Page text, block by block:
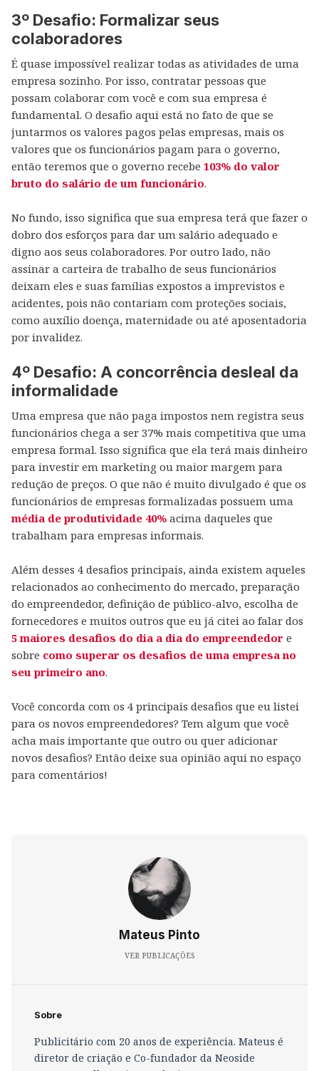
3º Desafio: Formalizar seus
colaboradores
É quase impossível realizar todas as atividades de uma
empresa sozinho. Por isso, contratar pessoas que
possam colaborar com você e com sua empresa é
fundamental. O desafio aqui está no fato de que se
juntarmos os valores pagos pelas empresas, mais os
valores que os funcionários pagam para o governo,
então teremos que o governo recebe 103% do valor
bruto do salário de um funcionário.
No fundo, isso significa que sua empresa terá que fazer o
dobro dos esforços para dar um salário adequado e
digno aos seus colaboradores. Por outro lado, não
assinar a carteira de trabalho de seus funcionários
deixam eles e suas famílias expostos a imprevistos e
acidentes, pois não contariam com proteções sociais,
como auxílio doença, maternidade ou até aposentadoria
por invalidez.
4º Desafio: A concorrência desleal da
informalidade
Uma empresa que não paga impostos nem registra seus
funcionários chega a ser 37% mais competitiva que uma
empresa formal. Isso significa que ela terá mais dinheiro
para investir em marketing ou maior margem para
redução de preços. O que não é muito divulgado é que os
funcionários de empresas formalizadas possuem uma
média de produtividade 40% acima daqueles que
trabalham para empresas informais.
Além desses 4 desafios principais, ainda existem aqueles
relacionados ao conhecimento do mercado, preparação
do empreendedor, definição de público-alvo, escolha de
fornecedores e muitos outros que eu já citei ao falar dos
5 maiores desafios do dia a dia do empreendedor e
sobre como superar os desafios de uma empresa no
seu primeiro ano.
Você concorda com os 4 principais desafios que eu listei
para os novos empreendedores? Tem algum que você
acha mais importante que outro ou quer adicionar
novos desafios? Então deixe sua opinião aqui no espaço
para comentários!
Mateus Pinto
VER PUBLICAÇÕES
Sobre
Publicitário com 20 anos de experiência. Mateus é
diretor de criação e Co-fundador da Neoside